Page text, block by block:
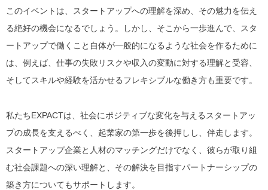
このイベントは、スタートアップへの理解を深め、その魅力を伝え
る絶好の機会になるでしょう。しかし、そこから一歩進んで、スタ
ートアップで働くこと自体が一般的になるような社会を作るために
は、例えば、仕事の失敗リスクや収入の変動に対する理解と受容、
そしてスキルや経験を活かせるフレキシブルな働き方も重要です。
私たちEXPACTは、社会にポジティブな変化を与えるスタートアッ
プの成長を支えるべく、起業家の第一歩を後押しし、伴走します。
スタートアップ企業と人材のマッチングだけでなく、彼らが取り組
む社会課題への深い理解と、その解決を目指すパートナーシップの
築き方についてもサポートします。